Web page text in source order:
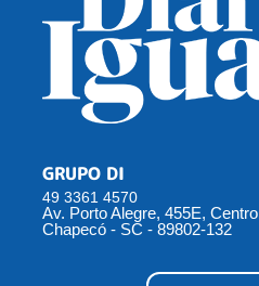
GRUPO DI
49 3361 4570
Av. Porto Alegre, 455E, Centro
Chapecó - SC - 89802-132